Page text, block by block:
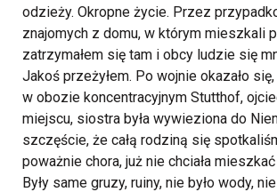
odzieży. Okropne życie. Przez
znajomych z domu, w którym mieszkali
zatrzymałem się tam i obcy ludzie się
Jakoś przeżyłem. Po wojnie okazało się,
w obozie koncentracyjnym Stutthof,
miejscu, siostra była wywieziona do
szczęście, że całą rodziną się
poważnie chora, już nie chciała
Były same gruzy, ruiny, nie było wody,